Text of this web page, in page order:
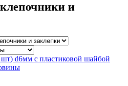
и